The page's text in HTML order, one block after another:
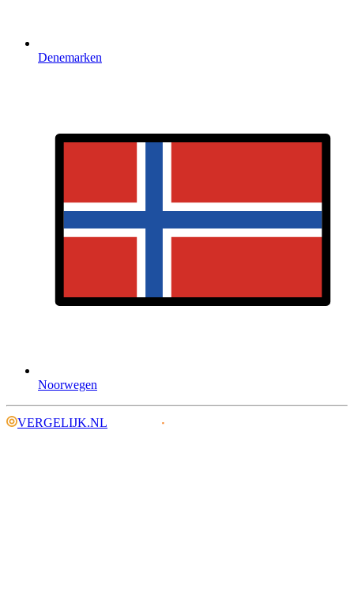
Denemarken
Noorwegen
VERGELIJK.NL